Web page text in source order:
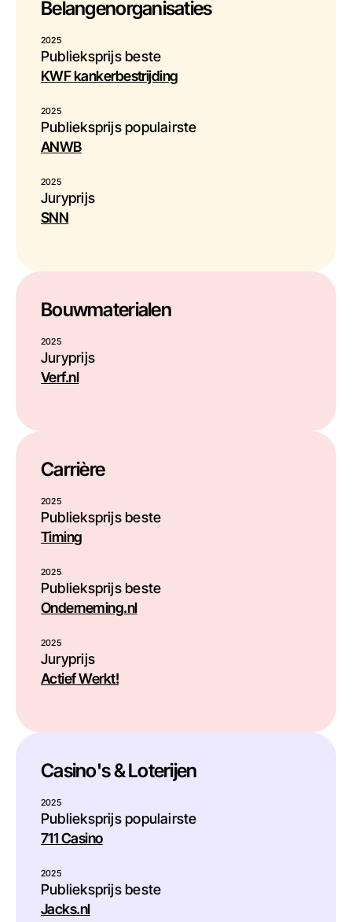
Belangen­organisaties
2025
Publieksprijs beste
KWF kankerbestrijding
2025
Publieksprijs populairste
ANWB
2025
Juryprijs
SNN
Bouwmaterialen
2025
Juryprijs
Verf.nl
Carrière
2025
Publieksprijs beste
Timing
2025
Publieksprijs beste
Onderneming.nl
2025
Juryprijs
Actief Werkt!
Casino's & Loterijen
2025
Publieksprijs populairste
711 Casino
2025
Publieksprijs beste
Jacks.nl